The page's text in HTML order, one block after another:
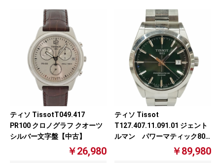
ティソ TissotT049.417
PR100 クロノグラフ クオーツ
シルバー文字盤【中古】
￥26,980
ティソ Tissot
T127.407.11.091.01 ジェント
ルマン パワーマティック80
自動巻き グリーン文字盤【中
￥89,980